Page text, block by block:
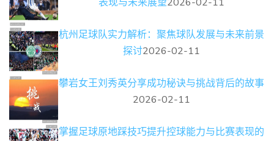
杭州足球队实力解析：聚焦球队发展与未来前景
探讨2026-02-11
攀岩女王刘秀英分享成功秘诀与挑战背后的故事
2026-02-11
掌握足球原地踩技巧提升控球能力与比赛表现的